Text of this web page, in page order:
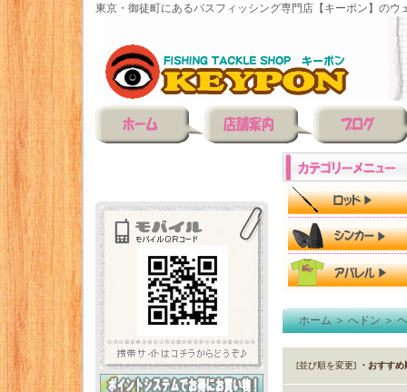
東京・御徒町にあるバスフィッシング専門店【キーポン】のウ
ホーム＞へドン＞
[並び順を変更] ・おすすめ